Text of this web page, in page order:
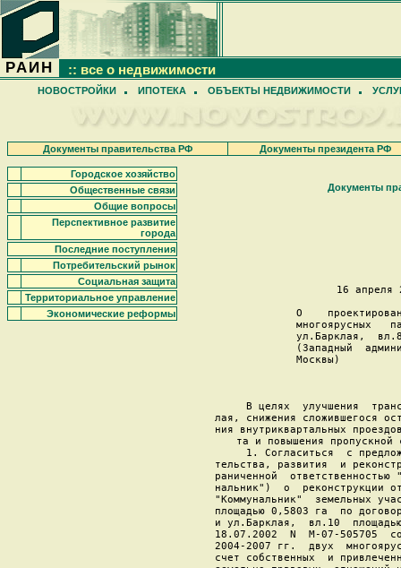
РАИН :: все о недвижимости
НОВОСТРОЙКИ ИПОТЕКА ОБЪЕКТЫ НЕДВИЖИМОСТИ
Документы правительства РФ Документы президента РФ
Городское хозяйство
Общественные связи
Общие вопросы
Перспективное развитие
города
Последние поступления
Потребительский рынок
Социальная защита
Территориальное управление
Экономические реформы
Документы
16
О
многоярусных
ул.Барклая,
(Западный
В целях  улучшения
лая, снижения сложившегося
ния внутриквартальных
та и повышения пропускной
1. Согласиться  с
тельства, развития  и
раниченной
нальник")  о  реконструкции
"Коммунальник"  земельных
площадью 0,5803 га  по
и ул.Барклая,  вл.10
18.07.2002  N  М-07-505705  со
2004-2007 гг.  двух
счет собственных  и